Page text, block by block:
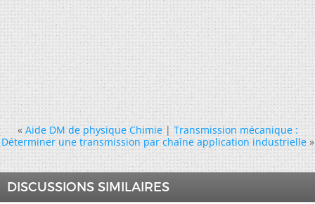
« Aide DM de physique Chimie|Transmission mécanique :
Déterminer une transmission par chaîne application industrielle »
DISCUSSIONS SIMILAIRES